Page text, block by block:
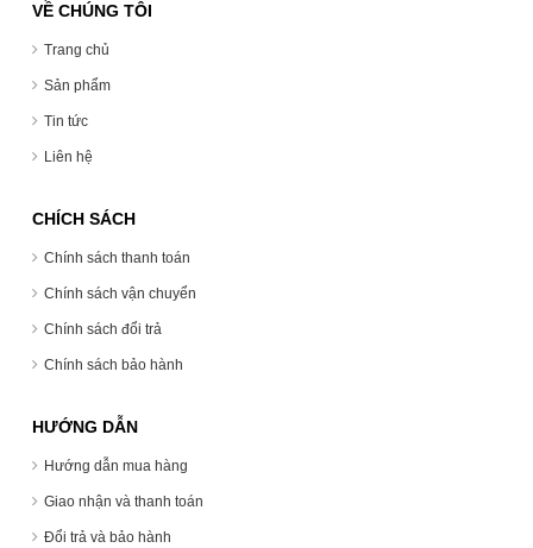
VỀ CHÚNG TÔI
Trang chủ
Sản phẩm
Tin tức
Liên hệ
CHÍCH SÁCH
Chính sách thanh toán
Chính sách vận chuyển
Chính sách đổi trả
Chính sách bảo hành
HƯỚNG DẪN
Hướng dẫn mua hàng
Giao nhận và thanh toán
Đổi trả và bảo hành